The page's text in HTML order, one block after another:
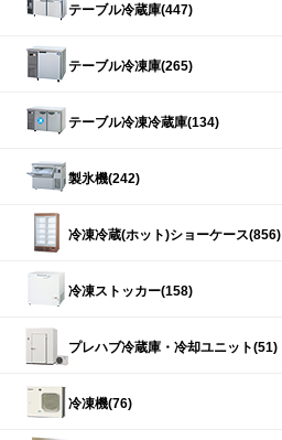
テーブル冷蔵庫(447)
テーブル冷凍庫(265)
テーブル冷凍冷蔵庫(134)
製氷機(242)
冷凍冷蔵(ホット)ショーケース(856)
冷凍ストッカー(158)
プレハブ冷蔵庫・冷却ユニット(51)
冷凍機(76)